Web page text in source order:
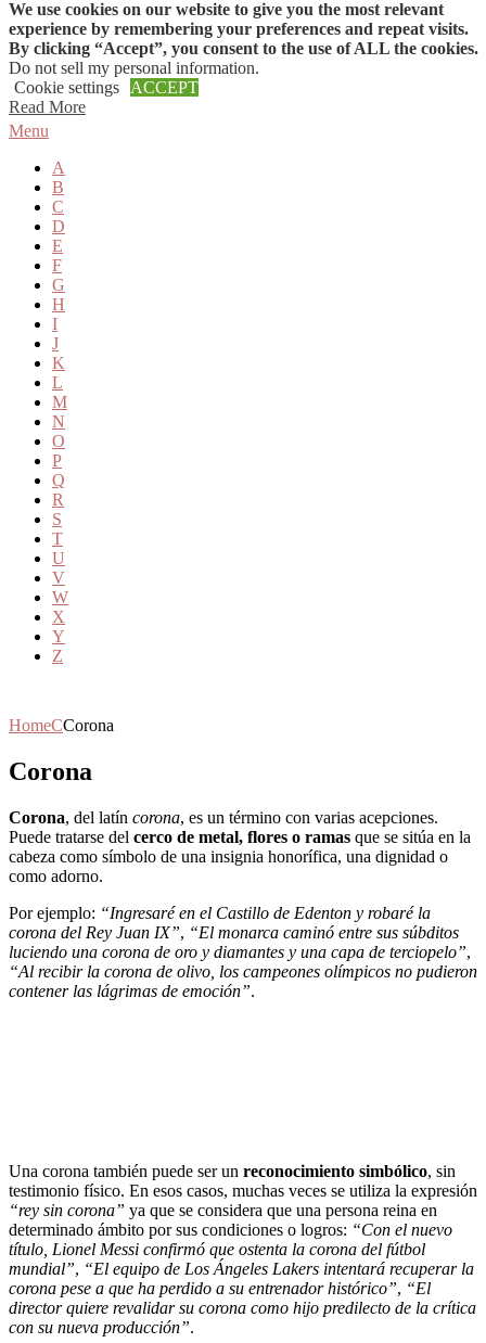
Skip to content
Menu
A
B
C
D
E
F
G
H
I
J
K
L
M
N
O
P
Q
R
S
T
U
V
W
X
Y
Z
HomeCCorona
Corona
Corona, del latín corona, es un término con varias acepciones.
Puede tratarse del cerco de metal, flores o ramas que se sitúa en la
cabeza como símbolo de una insignia honorífica, una dignidad o
como adorno.
Por ejemplo: “Ingresaré en el Castillo de Edenton y robaré la
corona del Rey Juan IX”, “El monarca caminó entre sus súbditos
luciendo una corona de oro y diamantes y una capa de terciopelo”,
“Al recibir la corona de olivo, los campeones olímpicos no pudieron
contener las lágrimas de emoción”.
Una corona también puede ser un reconocimiento simbólico, sin
testimonio físico. En esos casos, muchas veces se utiliza la expresión
“rey sin corona” ya que se considera que una persona reina en
determinado ámbito por sus condiciones o logros: “Con el nuevo
título, Lionel Messi confirmó que ostenta la corona del fútbol
mundial”, “El equipo de Los Ángeles Lakers intentará recuperar la
corona pese a que ha perdido a su entrenador histórico”, “El
director quiere revalidar su corona como hijo predilecto de la crítica
con su nueva producción”.
We use cookies on our website to give you the most relevant
experience by remembering your preferences and repeat visits.
By clicking “Accept”, you consent to the use of ALL the cookies.
Do not sell my personal information.
Cookie settings
ACCEPT
Read More